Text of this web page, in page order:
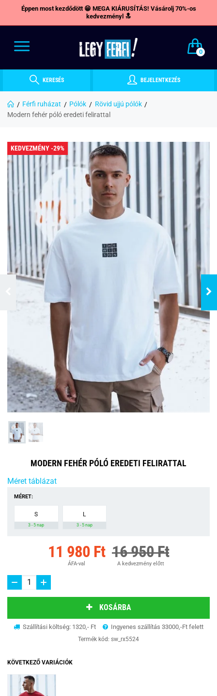
Éppen most kezdődött 😁 MEGA KIÁRUSÍTÁS! Vásárolj 70%-os
kedvezményl 🔝
0
KERESÉS BEJELENTKEZÉS
Férfi ruházat Pólók
Rövid ujjú pólók
Modern fehér póló eredeti felirattal
KEDVEZMÉNY -29%
MODERN FEHÉR PÓLÓ EREDETI FELIRATTAL
Méret táblázat
MÉRET:
S
3 - 5 nap
L
3 - 5 nap
11 980 Ft
ÁFA-val
16 950 Ft
A kedvezmény előtt
KOSÁRBA
Szállítási költség: 1320,- Ft Ingyenes szállítás 33000,-Ft felett
Termék kód: sw_rx5524
KÖVETKEZŐ VARIÁCIÓK